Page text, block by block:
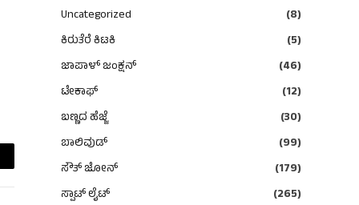
Uncategorized
(8)
ಕಿರುತೆರೆ ಕಿಟಕಿ
(5)
ಜಾಪಾಳ್ ಜಂಕ್ಷನ್
(46)
ಟೇಕಾಫ್
(12)
ಬಣ್ಣದ ಹೆಜ್ಜೆ
(30)
ಬಾಲಿವುಡ್
(99)
ಸೌತ್ ಜೋನ್
(179)
ಸ್ಪಾಟ್ ಲೈಟ್
(265)